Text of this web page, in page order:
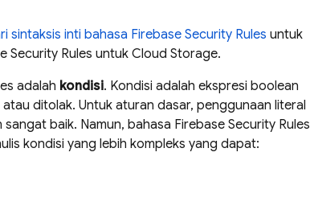
sintaksis inti bahasa Firebase Security Rules untuk
Security Rules untuk Cloud Storage.
adalah kondisi. Kondisi adalah ekspresi boolean
ditolak. Untuk aturan dasar, penggunaan literal
baik. Namun, bahasa Firebase Security Rules
kondisi yang lebih kompleks yang dapat: